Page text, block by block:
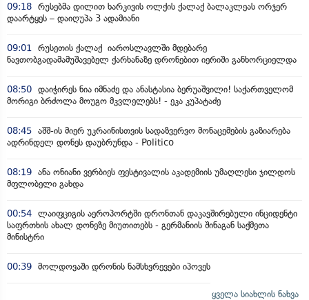
09:18 რუსებმა დილით ხარკივის ოლქის ქალაქ ბალაკლეას ორჯერ
დაარტყეს – დაიღუპა 3 ადამიანი
09:01
რუსეთის ქალაქ იაროსლავლში მდებარე
ნავთობგადამამუშავებელ ქარხანაზე დრონებით იერიში განხორციელდა
08:50 დაიჭირეს ნია იმნაძე და ანასტასია ბერუაშვილი! საქართველომ
მორიგი ბრძოლა მოუგო მკვლელებს! - ეკა კუპატაძე
08:45 აშშ-ის მიერ უკრაინისთვის სადაზვერვო მონაცემების გაზიარება
ადრინდელ დონეს დაუბრუნდა - Politico
08:19 ანა ონიანი ვერბიეს ფესტივალის აკადემიის უმაღლესი ჯილდოს
მფლობელი გახდა
00:54 ლაიფციგის აეროპორტში დრონთან დაკავშირებული ინციდენტი
საფრთხის ახალ დონეზე მიუთითებს - გერმანიის შინაგან საქმეთა
მინისტრი
00:39 მოლდოვაში დრონის ნამსხვრევები იპოვეს
ყველა სიახლის ნახვა